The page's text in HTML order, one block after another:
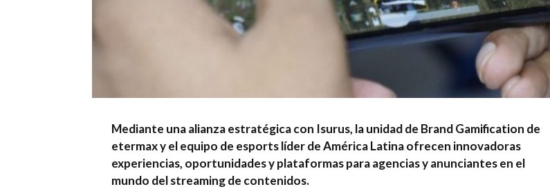
Mediante una alianza estratégica con Isurus, la unidad de Brand Gamification de
etermax y el equipo de esports líder de América Latina ofrecen innovadoras
experiencias, oportunidades y plataformas para agencias y anunciantes en el
mundo del streaming de contenidos.